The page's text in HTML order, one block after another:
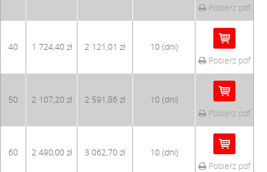
Pobierz pdf
40 1 724,40 zł 2 121,01 zł
10 (dni)
Pobierz pdf
50 2 107,20 zł 2 591,86 zł
10 (dni)
Pobierz pdf
60 2 490,00 zł 3 062,70 zł
10 (dni)
Pobierz pdf